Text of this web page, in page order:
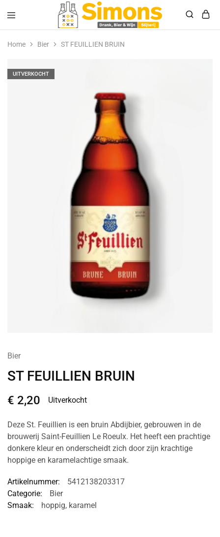
Simonsdrank.nl
Drank,
Bier
&
Home Bier ST FEUILLIEN BRUIN
UITVERKOCHT
Bier
ST FEUILLIEN BRUIN
€ 2,20 Uitverkocht
Deze St. Feuillien is een bruin Abdijbier, gebrouwen in de
brouwerij Saint-Feuillien Le Roeulx. Het heeft een prachtige
donkere kleur en onderscheidt zich door zijn krachtige
hoppige en karamelachtige smaak.
Artikelnummer:
5412138203317
Categorie:
Bier
Smaak:
hoppig, karamel